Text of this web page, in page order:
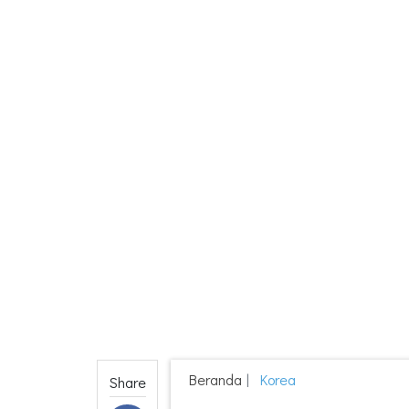
Share Beranda Korea